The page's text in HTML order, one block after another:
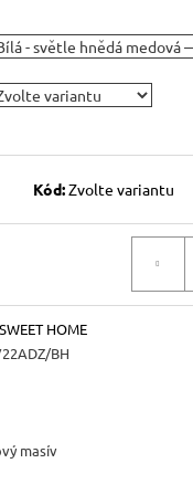
Kód:Zvolte variantu
HOME
BH
masív